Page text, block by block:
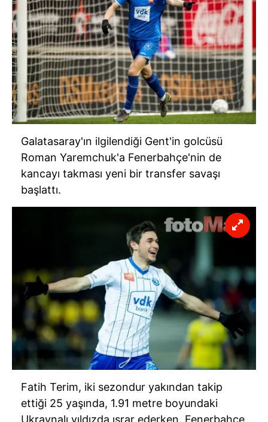
Galatasaray'ın ilgilendiği Gent'in golcüsü
Roman Yaremchuk'a Fenerbahçe'nin de
kancayı takması yeni bir transfer savaşı
başlattı.
Fatih Terim, iki sezondur yakından takip
ettiği 25 yaşında, 1.91 metre boyundaki
Ukraynalı yıldızda ısrar ederken, Fenerbahçe